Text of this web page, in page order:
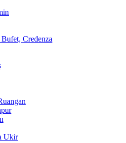
Credenza
Ukir